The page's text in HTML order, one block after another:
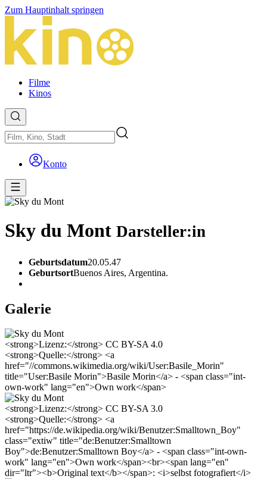
Zum Hauptinhalt springen
Filme
Kinos
Konto
Sky du Mont Darsteller:in
Geburtsdatum20.05.47
GeburtsortBuenos Aires, Argentina.
Galerie
<strong>Lizenz:</strong> CC BY-SA 4.0
<strong>Quelle:</strong> <a
href="//commons.wikimedia.org/wiki/User:Basile_Morin"
title="User:Basile Morin">Basile Morin</a> - <span class="int-
own-work" lang="en">Own work</span>
<strong>Lizenz:</strong> CC BY-SA 3.0
<strong>Quelle:</strong> <a
href="https://de.wikipedia.org/wiki/Benutzer:Smalltown_Boy"
class="extiw" title="de:Benutzer:Smalltown
Boy">de:Benutzer:Smalltown Boy</a> - <span class="int-own-
work" lang="en">Own work</span><br><span lang="en"
dir="ltr"><b>Original text</b></span>: <i>selbst fotografiert</i>